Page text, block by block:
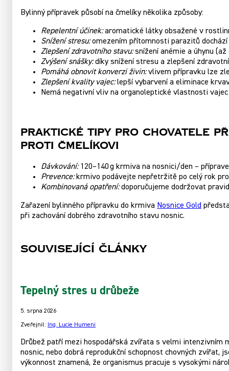
Bylinný přípravek působí na čmelíky několika způsoby:
Repelentní účinek:aromatické látky obsažené v
Snížení stresu:omezením přítomnosti parazitů
Zlepšení zdravotního stavu:snížení anémie a úhynu (až
Zvýšení snášky:díky snížení stresu a zlepšení
Pomáhá obnovit konverzi živin:vlivem přípravku lze
Zlepšení kvality vajec:lepší vybarvení a eliminace
Nemá negativní vliv na organoleptické vlastnosti
Praktické Tipy Pro Chovatele
Proti Čmelíkovi
Dávkování:120–140 g krmiva na nosnici/den –
Prevence:krmivo podávejte nepřetržitě po celý rok
Kombinovaná opatření:doporučujeme dodržovat
Zařazení bylinného přípravku do krmiva Nosnice Gold
při zachování dobrého zdravotního stavu nosnic.
Související články
Tepelný stres u drůbeže
5. srpna 2026
Zveřejnil: Ing. Lucie Humeni
Drůbež patří mezi hospodářská zvířata s velmi intenzivním
nosnic, nebo dobrá reprodukční schopnost chovných zvířat,
výkonnost znamená, že organismus pracuje s vysokými